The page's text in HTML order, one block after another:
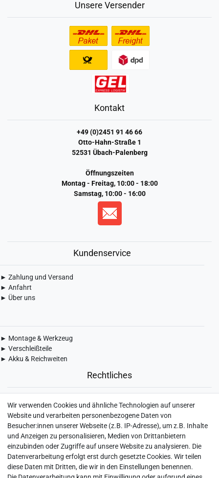
Unsere Versender
Kontakt
+49 (0)2451 91 46 66
Otto-Hahn-Straße 1
52531 Übach-Palenberg
Öffnungszeiten
Montag - Freitag, 10:00 - 18:00
Samstag, 10:00 - 16:00
Kundenservice
► Zahlung und Versand
► Anfahrt
► Über uns
► Montage & Werkzeug
► Verschleißteile
► Akku & Reichweiten
Rechtliches
► Impressum
► Daten­schutz­erklärung
► AGB & Kundeninformation
► Barrierefreiheitserklärung
► Batterieentsorgung
► Kontakt
Wir verwenden Cookies und ähnliche Technologien auf unserer
Website und verarbeiten personenbezogene Daten von
Besucher:innen unserer Webseite (z.B. IP-Adresse), um z.B. Inhalte
und Anzeigen zu personalisieren, Medien von Drittanbietern
einzubinden oder Zugriffe auf unsere Website zu analysieren. Die
Datenverarbeitung erfolgt erst durch gesetzte Cookies. Wir teilen
diese Daten mit Dritten, die wir in den Einstellungen benennen.